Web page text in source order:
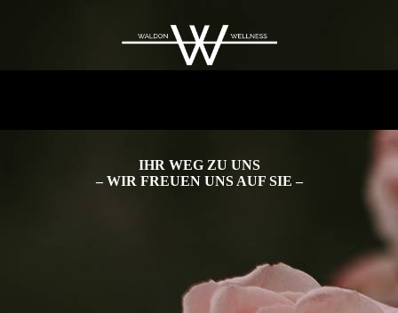
IHR WEG ZU UNS
– WIR FREUEN UNS AUF SIE –